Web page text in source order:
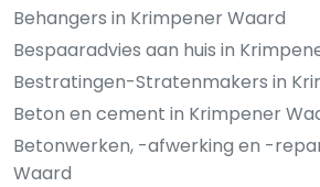
Behangers in Krimpener Waard
Bespaaradvies aan huis in
Bestratingen-Stratenmakers in
Beton en cement in Krimpener
Betonwerken, -afwerking en -
Waard